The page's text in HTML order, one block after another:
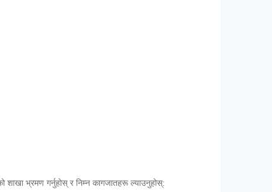
शाखा भ्रमण गर्नुहोस् र निम्न कागजातहरू ल्याउनुहोस्: